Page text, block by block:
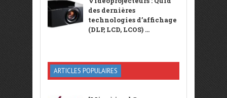
des dernières
technologies d’affichage
(DLP, LCD, LCOS) ...
ARTICLES POPULAIRES